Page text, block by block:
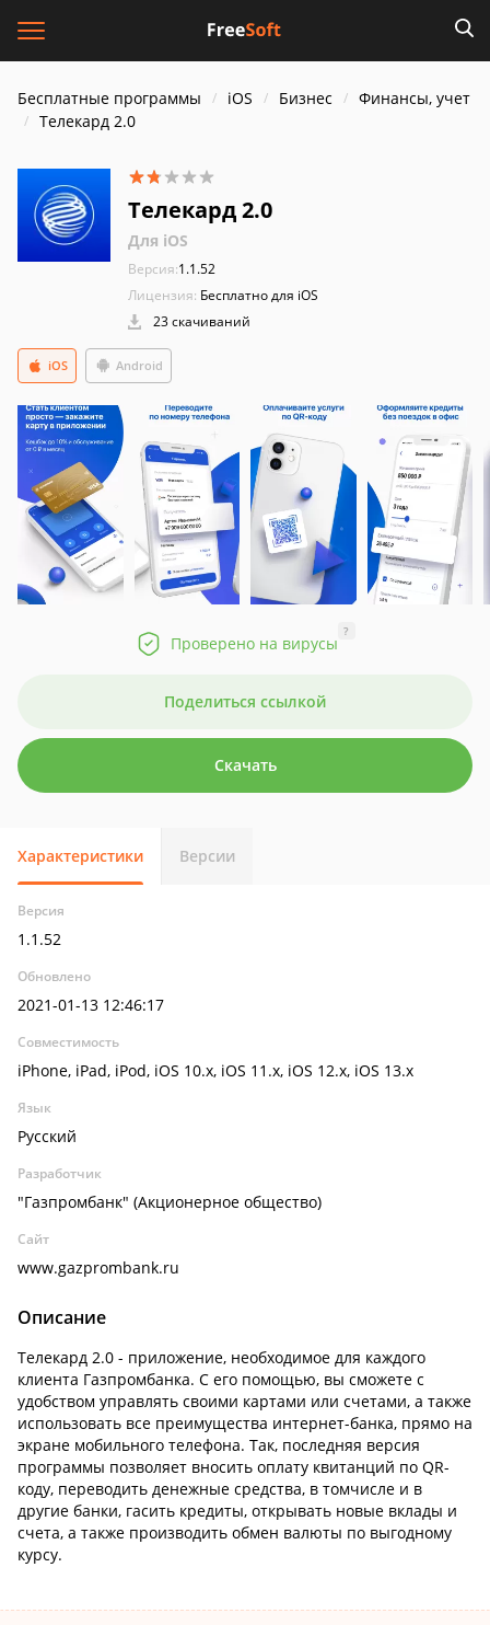
Бесплатные программы iOS Бизнес
Финансы, учет
Телекард 2.0
Телекард 2.0
Для iOS
Версия:1.1.52
Лицензия: Бесплатно для iOS
23 скачиваний
Android
iOS
Проверено на вирусы
?
Поделиться ссылкой
Скачать
Характеристики Версии
Версия
1.1.52
Обновлено
2021-01-13 12:46:17
Совместимость
iPhone, iPad, iPod, iOS 10.x, iOS 11.x, iOS 12.x, iOS 13.x
Язык
Русский
Разработчик
"Газпромбанк" (Акционерное общество)
Сайт
www.gazprombank.ru
Описание
Телекард 2.0 - приложение, необходимое для каждого
клиента Газпромбанка. С его помощью, вы сможете с
удобством управлять своими картами или счетами, а также
использовать все преимущества интернет-банка, прямо на
экране мобильного телефона. Так, последняя версия
программы позволяет вносить оплату квитанций по QR-
коду, переводить денежные средства, в томчисле и в
другие банки, гасить кредиты, открывать новые вклады и
счета, а также производить обмен валюты по выгодному
курсу.